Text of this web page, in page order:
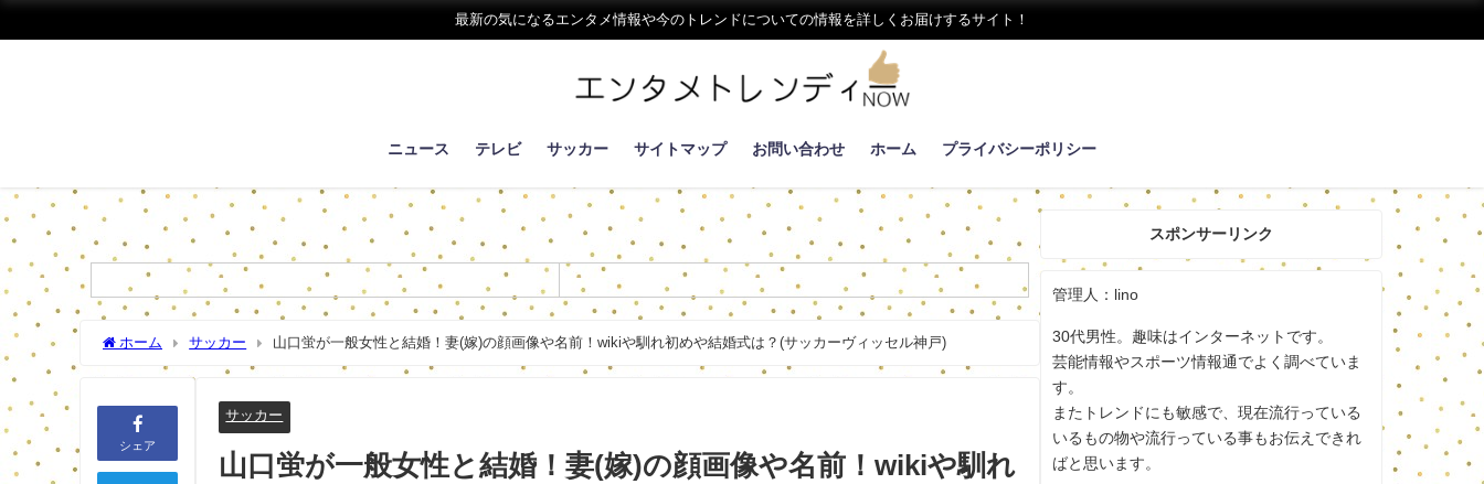
最新の気になるエンタメ情報や今のトレンドについての情報を詳しくお届けするサイト！
ニュース テレビ サッカー サイトマップ お問い合わせ ホーム プライバシーポリシー
ホーム サッカー 山口蛍が一般女性と結婚！妻(嫁)の顔画像や名前！wikiや馴れ初めや結婚式は？(サッカーヴィッセル神戸)
シェア
サッカー
山口蛍が一般女性と結婚！妻(嫁)の顔画像や名前！wikiや馴れ
スポンサーリンク
管理人：lino
30代男性。趣味はインターネットです。
芸能情報やスポーツ情報通でよく調べていま
す。
またトレンドにも敏感で、現在流行っている
いるもの物や流行っている事もお伝えできれ
ばと思います。